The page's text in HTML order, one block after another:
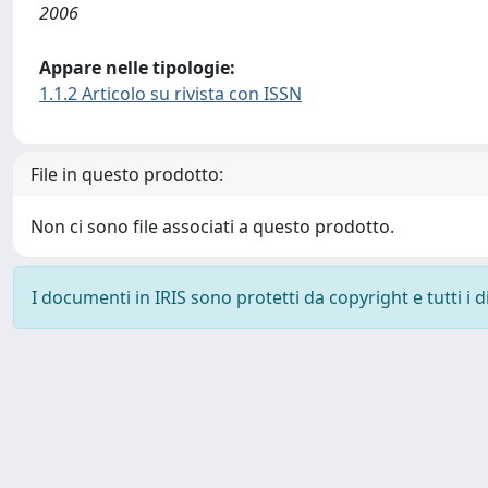
2006
Appare nelle tipologie:
1.1.2 Articolo su rivista con ISSN
File in questo prodotto:
Non ci sono file associati a questo prodotto.
I documenti in IRIS sono protetti da copyright e tutti i